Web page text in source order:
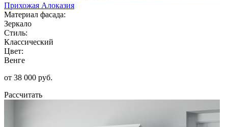
Прихожая Алоказия
Материал фасада:
Зеркало
Стиль:
Классический
Цвет:
Венге
от 38 000 руб.
Рассчитать